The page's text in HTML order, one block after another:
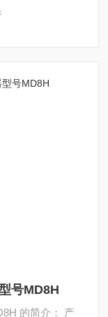
号MD8H
的简介： 产